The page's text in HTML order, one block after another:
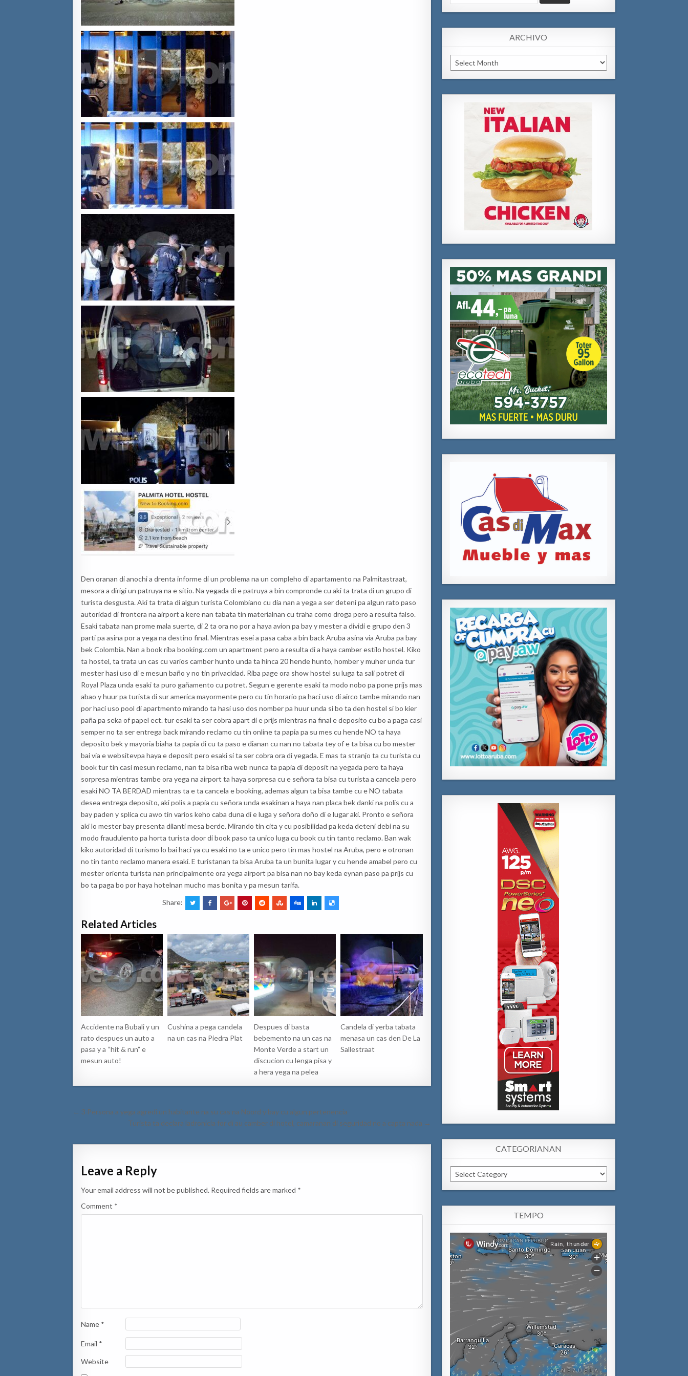
Den oranan di anochi a drenta informe di un problema na un compleho di apartamento na Palmitastraat,
mesora a dirigi un patruya na e sitio. Na yegada di e patruya a bin compronde cu aki ta trata di un grupo di
turista desgusta. Aki ta trata di algun turista Colombiano cu dia nan a yega a ser deteni pa algun rato paso
autoridad di frontera na airport a kere nan tabata tin materialnan cu traha como droga pero a resulta falso.
Esaki tabata nan prome mala suerte, di 2 ta ora no por a haya avion pa bay y mester a dividi e grupo den 3
parti pa asina por a yega na destino final. Mientras esei a pasa caba a bin back Aruba asina via Aruba pa bay
bek Colombia. Nan a book riba booking.com un apartment pero a resulta di a haya camber estilo hostel. Kiko
ta hostel, ta trata un cas cu varios camber hunto unda ta hinca 20 hende hunto, homber y muher unda tur
mester hasi uso di e mesun baño y no tin privacidad. Riba page ora show hostel su luga ta sali potret di
Royal Plaza unda esaki ta puro gañamento cu potret. Segun e gerente esaki ta modo nobo pa pone prijs mas
abao y huur pa turista di sur america mayormente pero cu tin horario pa haci uso di airco tambe mirando nan
por haci uso pool di apartmento mirando ta hasi uso dos nomber pa huur unda si bo ta den hostel si bo kier
paña pa seka of papel ect. tur esaki ta ser cobra apart di e prijs mientras na final e deposito cu bo a paga casi
semper no ta ser entrega back mirando reclamo cu tin online ta papia pa su mes cu hende NO ta haya
deposito bek y mayoria biaha ta papia di cu ta paso e dianan cu nan no tabata tey of e ta bisa cu bo mester
bai via e websitevpa haya e deposit pero esaki si ta ser cobra ora di yegada. E mas ta stranjo ta cu turista cu
book tur tin casi mesun reclamo, nan ta bisa riba web nunca ta papia di deposit na yegada pero ta haya
sorpresa mientras tambe ora yega na airport ta haya sorpresa cu e señora ta bisa cu turista a cancela pero
esaki NO TA BERDAD mientras ta e ta cancela e booking, ademas algun ta bisa tambe cu e NO tabata
desea entrega deposito, aki polis a papia cu señora unda esakinan a haya nan placa bek danki na polis cu a
bay paden y splica cu awo tin varios keho caba duna di e luga y señora doño di e lugar aki. Pronto e señora
aki lo mester bay presenta dilanti mesa berde. Mirando tin cita y cu posibilidad pa keda deteni debi na su
modo fraudulento pa horta turista door di book paso ta unico luga cu book cu tin tanto reclamo. Ban wak
kiko autoridad di turismo lo bai haci ya cu esaki no ta e unico pero tin mas hostel na Aruba, pero e otronan
no tin tanto reclamo manera esaki. E turistanan ta bisa Aruba ta un bunita lugar y cu hende amabel pero cu
mester orienta turista nan principalmente ora yega airport pa bisa nan no bay keda eynan paso pa prijs cu
bo ta paga bo por haya hotelnan mucho mas bonita y pa mesun tarifa.
Share:
Related Articles
Accidente na Bubali y un
rato despues un auto a
pasa y a “hit & run” e
mesun auto!
Cushina a pega candela
na un cas na Piedra Plat
Despues di basta
bebemento na un cas na
Monte Verde a start un
discucion cu lenga pisa y
a hera yega na pelea
Candela di yerba tabata
menasa un cas den De La
Sallestraat
Post
← 3 Persona a yega agredi un habitante na su cas na Noord y bay cu algun pertenencia
Turista ta declara ladronicia for di au camber di hotel, camaranan di seguridad no a capta nada →
Leave a Reply
Your email address will not be published. Required fields are marked *
Comment *
Name *
Email *
Website
for:
ARCHIVO
Archivo
CATEGORIANAN
Categorianan
TEMPO